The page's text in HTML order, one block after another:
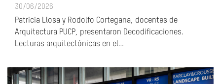
30/06/2026
Patricia Llosa y Rodolfo Cortegana, docentes de
Arquitectura PUCP, presentaron Decodificaciones.
Lecturas arquitectónicas en el…